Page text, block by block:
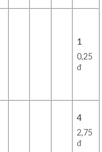
1
0,25
đ
4
2,75
đ